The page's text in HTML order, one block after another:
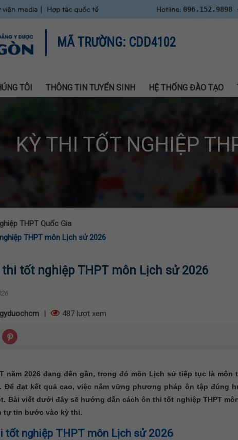
viện media Hợp tác quốc tế Hotline: 096.152.9898
MÃ TRƯỜNG: CDD4102
TÔI THÔNG TIN TUYỂN SINH HỆ THỐNG ĐÀO TẠO
KỲ THI TỐT NGHIỆP
THPT Quốc Gia
THPT môn Lịch sử 2026
tốt nghiệp THPT môn Lịch sử 2026
487 lượt xem
năm 2026 đang đến gần, trong đó môn Lịch sử tiếp tục là môn
đạt kết quả cao, việc nắm vững phương pháp ôn tập đúng
Bài viết dưới đây sẽ hướng dẫn cách ôn thi tốt nghiệp THPT
tự tin bước vào kỳ thi.
tốt nghiệp THPT môn Lịch sử 2026